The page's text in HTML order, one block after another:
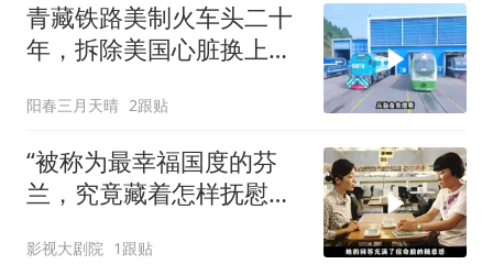
青藏铁路美制火车头二十
年，拆除美国心脏换上绿
阳春三月天晴 2跟贴
“被称为最幸福国度的芬
兰，究竟藏着怎样抚慰人
影视大剧院 1跟贴